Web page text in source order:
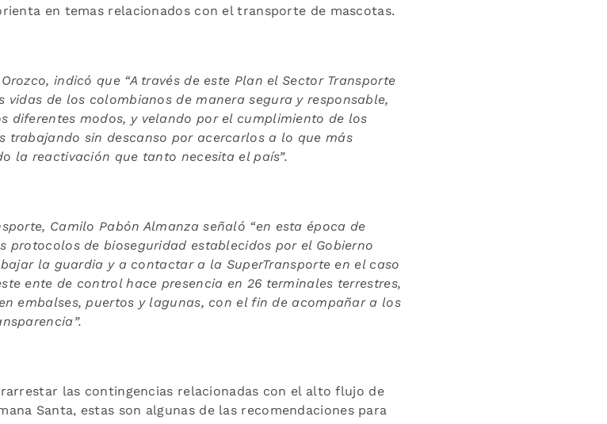
en temas relacionados con el transporte de mascotas.
indicó que “A través de este Plan el Sector Transporte
de los colombianos de manera segura y responsable,
diferentes modos, y velando por el cumplimiento de los
trabajando sin descanso por acercarlos a lo que más
la reactivación que tanto necesita el país”.
Camilo Pabón Almanza señaló “en esta época de
de bioseguridad establecidos por el Gobierno
la guardia y a contactar a la SuperTransporte en el caso
ente de control hace presencia en 26 terminales terrestres,
embalses, puertos y lagunas, con el fin de acompañar a los
las contingencias relacionadas con el alto flujo de
Santa, estas son algunas de las recomendaciones para